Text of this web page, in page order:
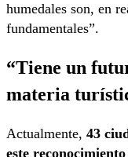
humedales son, en
fundamentales”.
“Tiene un
materia
Actualmente, 43
este